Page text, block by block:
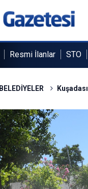
Resmi İlanlar STO
BELEDİYELER Kuşadası